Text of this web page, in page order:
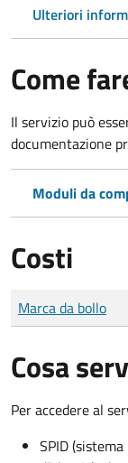
Ulteriori
Come
Il servizio può
documentazione
Moduli da
Costi
Tipo di pagamento
Importo
Marca da bollo
Cosa
Per accedere al
SPID